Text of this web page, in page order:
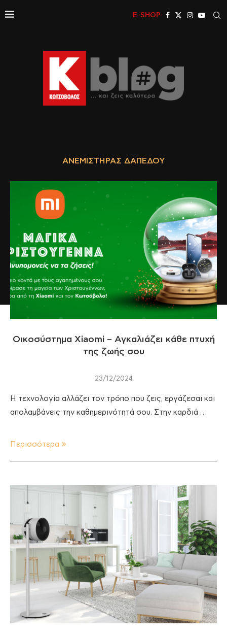
E-SHOP
ΑΝΕΜΙΣΤΉΡΑΣ ΔΑΠΈΔΟΥ
Οικοσύστημα Xiaomi – Αγκαλιάζει κάθε πτυχή
της ζωής σου
23/12/2024
Η τεχνολογία αλλάζει τον τρόπο που ζεις, εργάζεσαι και
απολαμβάνεις την καθημερινότητά σου. Στην καρδιά …
Περισσότερα